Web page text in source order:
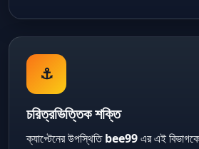
⚓
চরিত্রভিত্তিক শক্তি
ক্যাপ্টেনের উপস্থিতিbee99এর এই